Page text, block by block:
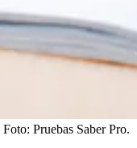
Foto: Pruebas Saber Pro.